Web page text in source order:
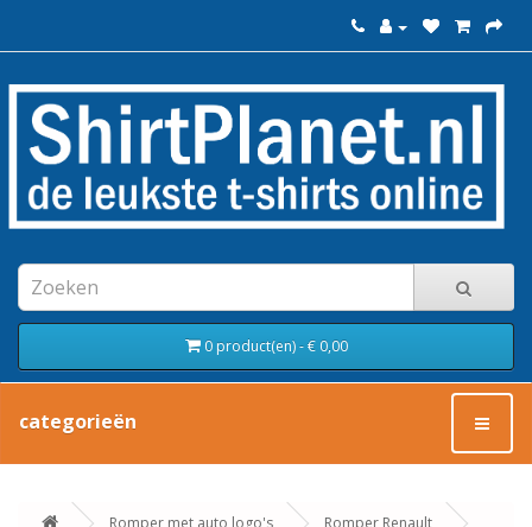
0 product(en) - € 0,00
categorieën
Romper met auto logo's Romper Renault